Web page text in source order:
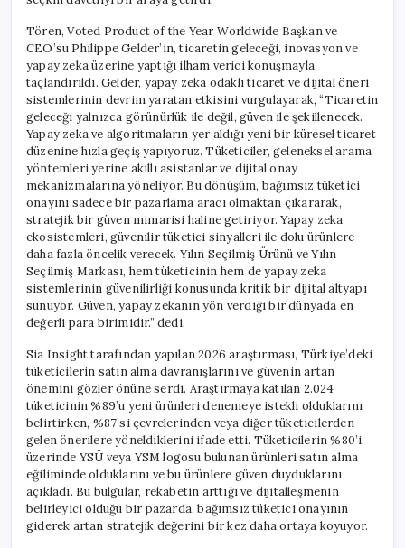
Tören, Voted Product of the Year Worldwide Başkan ve
CEO’su Philippe Gelder’in, ticaretin geleceği, inovasyon ve
yapay zeka üzerine yaptığı ilham verici konuşmayla
taçlandırıldı. Gelder, yapay zeka odaklı ticaret ve dijital öneri
sistemlerinin devrim yaratan etkisini vurgulayarak, “Ticaretin
geleceği yalnızca görünürlük ile değil, güven ile şekillenecek.
Yapay zeka ve algoritmaların yer aldığı yeni bir küresel ticaret
düzenine hızla geçiş yapıyoruz. Tüketiciler, geleneksel arama
yöntemleri yerine akıllı asistanlar ve dijital onay
mekanizmalarına yöneliyor. Bu dönüşüm, bağımsız tüketici
onayını sadece bir pazarlama aracı olmaktan çıkararak,
stratejik bir güven mimarisi haline getiriyor. Yapay zeka
ekosistemleri, güvenilir tüketici sinyalleri ile dolu ürünlere
daha fazla öncelik verecek. Yılın Seçilmiş Ürünü ve Yılın
Seçilmiş Markası, hem tüketicinin hem de yapay zeka
sistemlerinin güvenilirliği konusunda kritik bir dijital altyapı
sunuyor. Güven, yapay zekanın yön verdiği bir dünyada en
değerli para birimidir.” dedi.
Sia Insight tarafından yapılan 2026 araştırması, Türkiye’deki
tüketicilerin satın alma davranışlarını ve güvenin artan
önemini gözler önüne serdi. Araştırmaya katılan 2.024
tüketicinin %89’u yeni ürünleri denemeye istekli olduklarını
belirtirken, %87’si çevrelerinden veya diğer tüketicilerden
gelen önerilere yöneldiklerini ifade etti. Tüketicilerin %80’i,
üzerinde YSÜ veya YSM logosu bulunan ürünleri satın alma
eğiliminde olduklarını ve bu ürünlere güven duyduklarını
açıkladı. Bu bulgular, rekabetin arttığı ve dijitalleşmenin
belirleyici olduğu bir pazarda, bağımsız tüketici onayının
giderek artan stratejik değerini bir kez daha ortaya koyuyor.